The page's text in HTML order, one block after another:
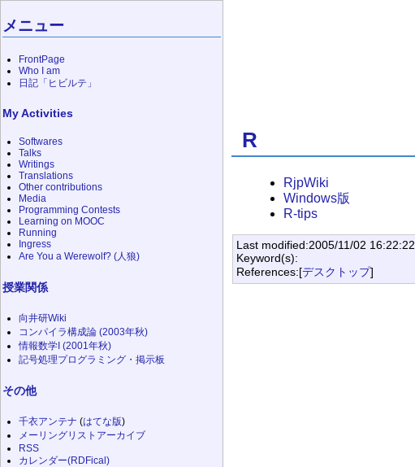
R
RjpWiki
Windows版
R-tips
Last modified:2005/11/02 16:22:22
Keyword(s):
References:[デスクトップ]
メニュー
FrontPage
Who I am
日記「ヒビルテ」
My Activities
Softwares
Talks
Writings
Translations
Other contributions
Media
Programming Contests
Learning on MOOC
Running
Ingress
Are You a Werewolf? (人狼)
授業関係
向井研Wiki
コンパイラ構成論 (2003年秋)
情報数学I (2001年秋)
記号処理プログラミング・掲示板
その他
千衣アンテナ (はてな版)
メーリングリストアーカイブ
RSS
カレンダー(RDFical)